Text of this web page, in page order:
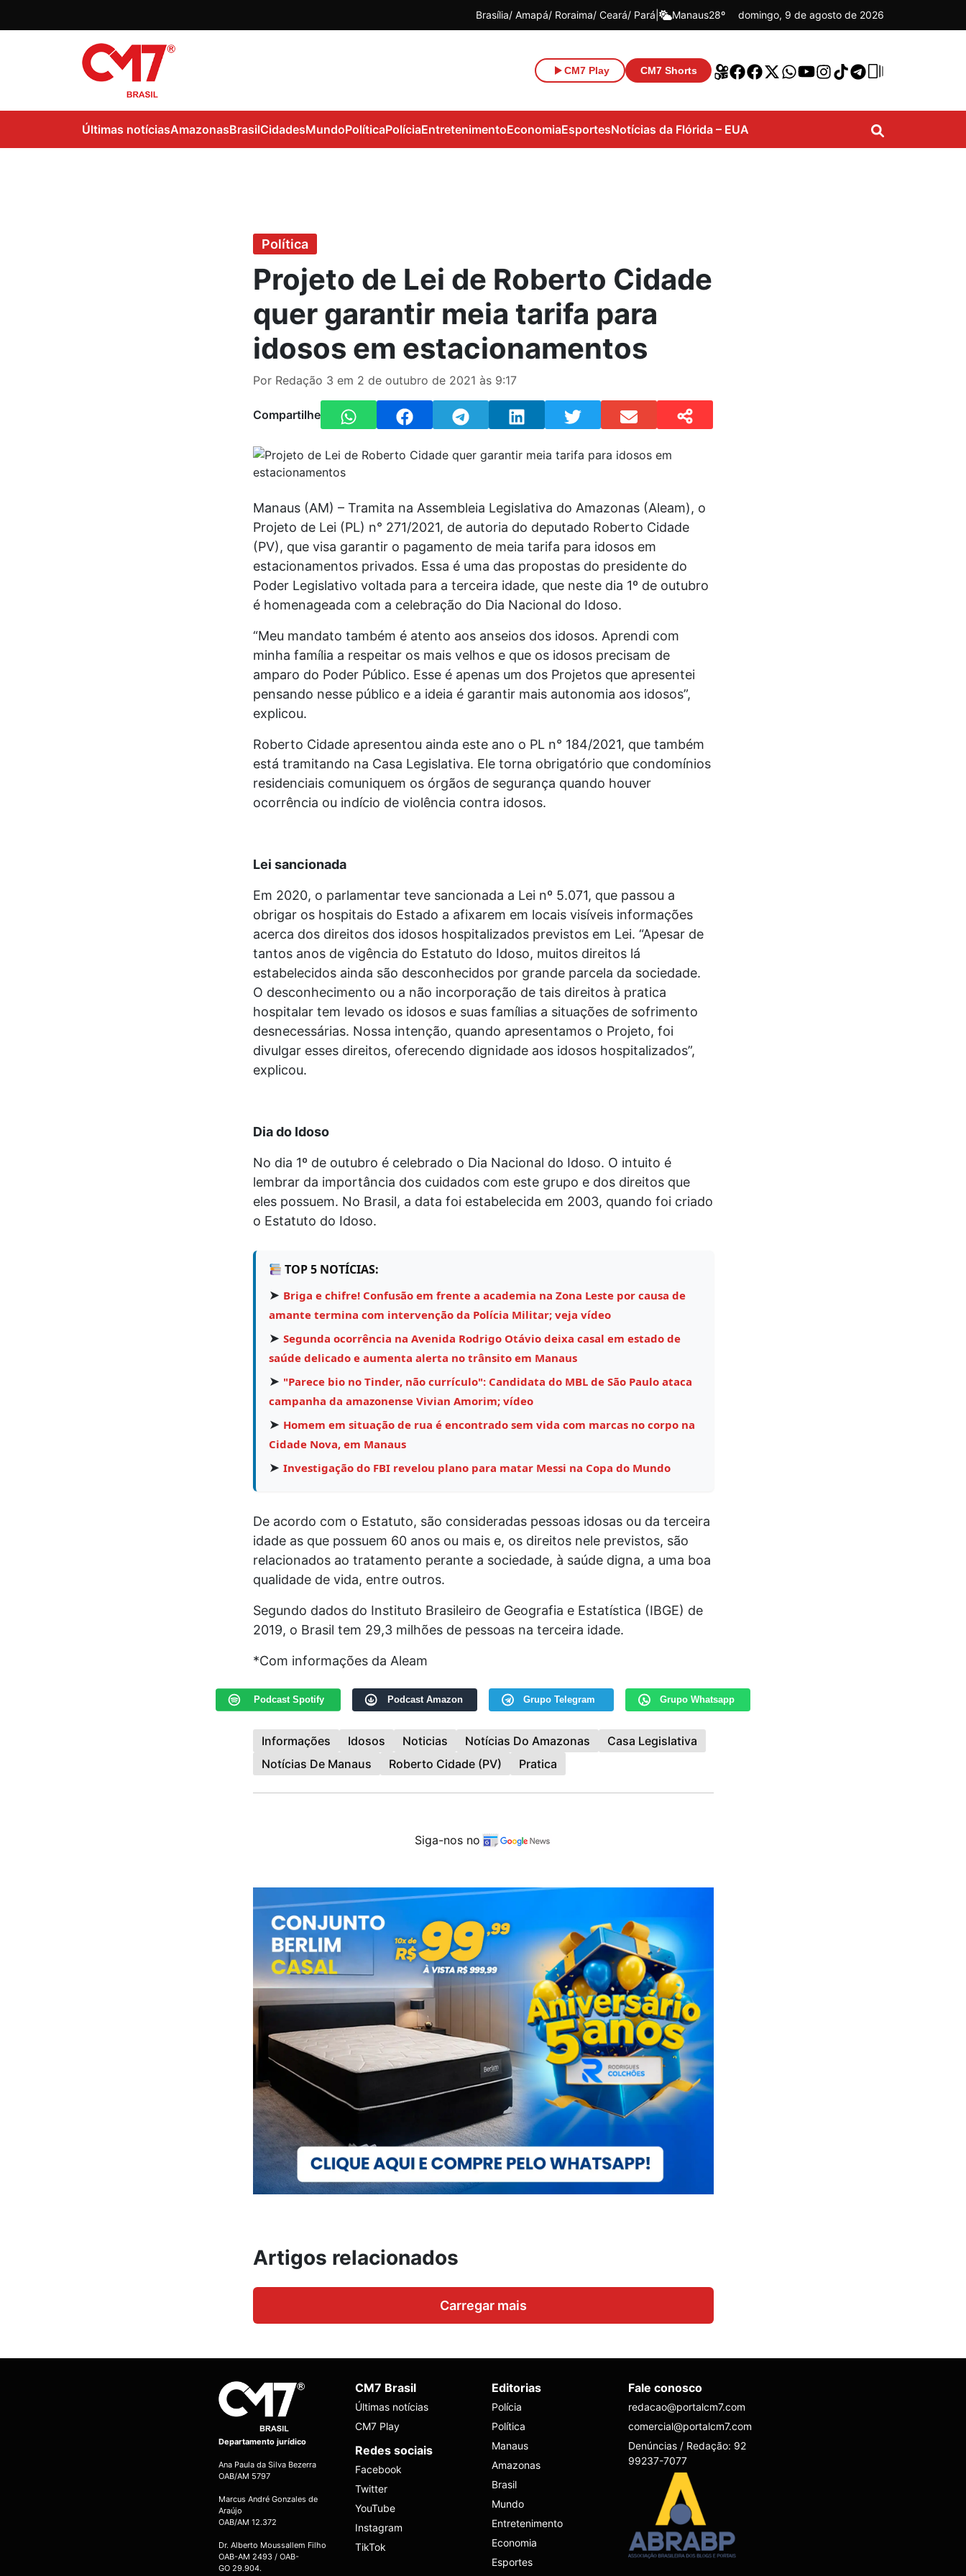
Brasília Amapá Roraima Ceará Pará Manaus28º domingo, 9 de agosto de 2026
CM7 Play CM7 Shorts
Últimas notíciasAmazonasBrasilCidadesMundoPolíticaPolíciaEntretenimentoEconomiaEsportesNotícias da Flórida – EUA
Política
Projeto de Lei de Roberto Cidade
quer garantir meia tarifa para
idosos em estacionamentos
Por Redação 3 em 2 de outubro de 2021 às 9:17
Compartilhe
Manaus (AM) – Tramita na Assembleia Legislativa do Amazonas (Aleam), o
Projeto de Lei (PL) n° 271/2021, de autoria do deputado Roberto Cidade
(PV), que visa garantir o pagamento de meia tarifa para idosos em
estacionamentos privados. Essa é uma das propostas do presidente do
Poder Legislativo voltada para a terceira idade, que neste dia 1º de outubro
é homenageada com a celebração do Dia Nacional do Idoso.
“Meu mandato também é atento aos anseios dos idosos. Aprendi com
minha família a respeitar os mais velhos e que os idosos precisam de
amparo do Poder Público. Esse é apenas um dos Projetos que apresentei
pensando nesse público e a ideia é garantir mais autonomia aos idosos”,
explicou.
Roberto Cidade apresentou ainda este ano o PL n° 184/2021, que também
está tramitando na Casa Legislativa. Ele torna obrigatório que condomínios
residenciais comuniquem os órgãos de segurança quando houver
ocorrência ou indício de violência contra idosos.
Lei sancionada
Em 2020, o parlamentar teve sancionada a Lei nº 5.071, que passou a
obrigar os hospitais do Estado a afixarem em locais visíveis informações
acerca dos direitos dos idosos hospitalizados previstos em Lei. “Apesar de
tantos anos de vigência do Estatuto do Idoso, muitos direitos lá
estabelecidos ainda são desconhecidos por grande parcela da sociedade.
O desconhecimento ou a não incorporação de tais direitos à pratica
hospitalar tem levado os idosos e suas famílias a situações de sofrimento
desnecessárias. Nossa intenção, quando apresentamos o Projeto, foi
divulgar esses direitos, oferecendo dignidade aos idosos hospitalizados”,
explicou.
Dia do Idoso
No dia 1º de outubro é celebrado o Dia Nacional do Idoso. O intuito é
lembrar da importância dos cuidados com este grupo e dos direitos que
eles possuem. No Brasil, a data foi estabelecida em 2003, quando foi criado
o Estatuto do Idoso.
TOP 5 NOTÍCIAS:
➤ Briga e chifre! Confusão em frente a academia na Zona Leste por causa de
amante termina com intervenção da Polícia Militar; veja vídeo
➤ Segunda ocorrência na Avenida Rodrigo Otávio deixa casal em estado de
saúde delicado e aumenta alerta no trânsito em Manaus
➤ "Parece bio no Tinder, não currículo": Candidata do MBL de São Paulo ataca
campanha da amazonense Vivian Amorim; vídeo
➤ Homem em situação de rua é encontrado sem vida com marcas no corpo na
Cidade Nova, em Manaus
➤ Investigação do FBI revelou plano para matar Messi na Copa do Mundo
De acordo com o Estatuto, são consideradas pessoas idosas ou da terceira
idade as que possuem 60 anos ou mais e, os direitos nele previstos, são
relacionados ao tratamento perante a sociedade, à saúde digna, a uma boa
qualidade de vida, entre outros.
Segundo dados do Instituto Brasileiro de Geografia e Estatística (IBGE) de
2019, o Brasil tem 29,3 milhões de pessoas na terceira idade.
*Com informações da Aleam
Podcast Spotify Podcast Amazon Grupo Telegram Grupo Whatsapp
Informações Idosos Noticias Notícias Do Amazonas
Casa Legislativa
Notícias De Manaus
Roberto Cidade (PV) Pratica
Siga-nos no
Artigos relacionados
Carregar mais
Departamento jurídico
Ana Paula da Silva Bezerra
OAB/AM 5797
Marcus André Gonzales de
Araújo
OAB/AM 12.372
Dr. Alberto Moussallem Filho
OAB-AM 2493 / OAB-
GO 29.904.
CM7 Brasil
Últimas notícias
CM7 Play
Redes sociais
Facebook
Twitter
YouTube
Instagram
TikTok
Editorias
Polícia
Política
Manaus
Amazonas
Brasil
Mundo
Entretenimento
Economia
Esportes
Fale conosco
redacao@portalcm7.com
comercial@portalcm7.com
Denúncias / Redação: 92
99237-7077